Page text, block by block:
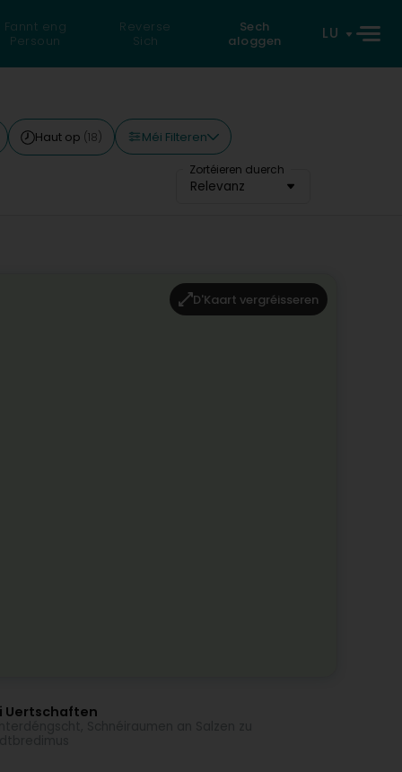
Fannt eng
Persoun
Reverse
Sich
Sech
aloggen
LU
Haut op (18) Méi Filteren
Zortéieren duerch
Relevanz
D'Kaart vergréisseren
Uertschaften